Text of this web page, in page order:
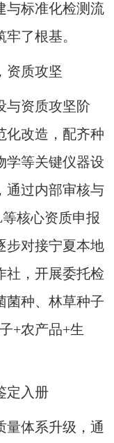
与标准化检测流
了根基。
质攻坚
资质攻坚阶
化改造，配齐种
学等关键仪器设
通过内部审核与
核心资质申报
步对接宁夏本地
社，开展委托检
菌种、林草种子
+农产品+生
定入册
体系升级，通